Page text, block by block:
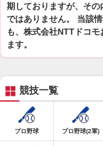
期しておりますが、そ
ではありません。 当該
も、株式会社NTTドコ
ます。
競技一覧
プロ野球 プロ野球(2軍)